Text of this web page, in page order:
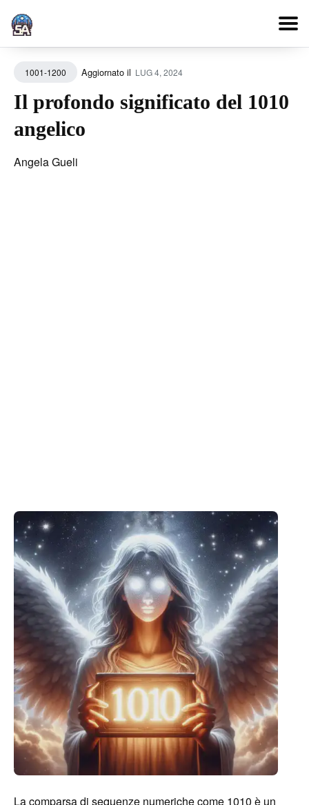
1001-1200 Aggiornato il LUG 4, 2024
Il profondo significato del 1010
angelico
Angela Gueli
Blog
La comparsa di sequenze numeriche come 1010 è un